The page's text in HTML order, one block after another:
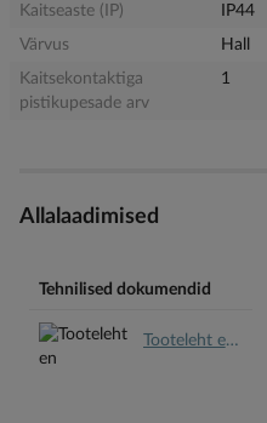
Kaitseaste (IP)
IP44
Värvus
Hall
Kaitsekontaktiga
pistikupesade arv
1
Allalaadimised
Tehnilised dokumendid
Tooteleht en.pdf